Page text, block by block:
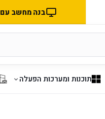
בנה מחשב עם AI
תוכנות ומערכות הפעלה